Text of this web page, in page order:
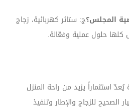
المجلس؟ج: ستائر كهربائية، زجاج
حلول عملية وفعّالة.
استثماراً يزيد من راحة المنزل
الصحيح للزجاج والإطار وتنفيذ